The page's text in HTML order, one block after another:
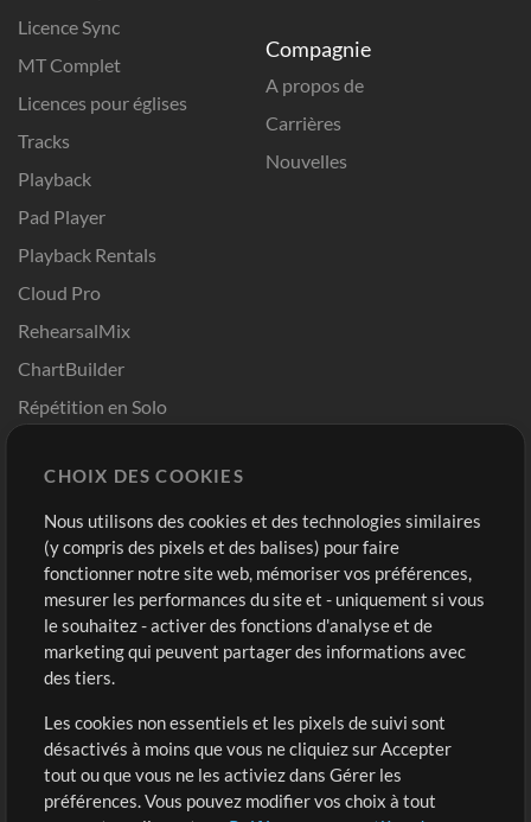
Licence Sync
MT Complet
Licences pour églises
Tracks
Playback
Pad Player
Playback Rentals
Cloud Pro
RehearsalMix
ChartBuilder
Répétition en Solo
Modèles ProPresenter
Sons
Compagnie
A propos de
Carrières
Nouvelles
Boutique
Acheter des crédits
Contenu gratuit
Extras
Sessions
Compte
Connexion
S'inscrire
CHOIX DES COOKIES
Nous utilisons des cookies et des technologies similaires
(y compris des pixels et des balises) pour faire
fonctionner notre site web, mémoriser vos préférences,
mesurer les performances du site et - uniquement si vous
le souhaitez - activer des fonctions d'analyse et de
marketing qui peuvent partager des informations avec
des tiers.
Les cookies non essentiels et les pixels de suivi sont
désactivés à moins que vous ne cliquiez sur Accepter
tout ou que vous ne les activiez dans Gérer les
préférences. Vous pouvez modifier vos choix à tout